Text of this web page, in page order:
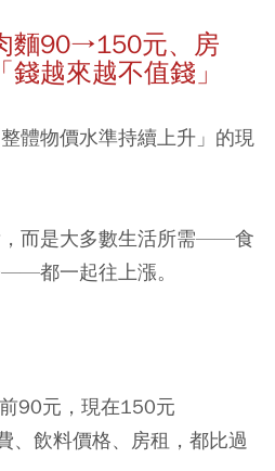
麵90→150元、房
越來越不值錢」
體物價水準持續上升」的現
而是大多數生活所需——食
都一起往上漲。
90元，現在150元
、飲料價格、房租，都比過